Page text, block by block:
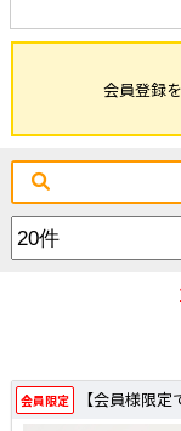
会員登録
会員限定 【会員様限定